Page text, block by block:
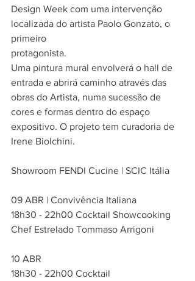
Design Week com uma intervenção
localizada do artista Paolo Gonzato, o
primeiro
protagonista.
Uma pintura mural envolverá o hall de
entrada e abrirá caminho através das
obras do Artista, numa sucessão de
cores e formas dentro do espaço
expositivo. O projeto tem curadoria de
Irene Biolchini.
Showroom FENDI Cucine | SCIC Itália
09 ABR | Convivência Italiana
18h30 - 22h00 Cocktail Showcooking
Chef Estrelado Tommaso Arrigoni
10 ABR
18h30 - 22h00 Cocktail